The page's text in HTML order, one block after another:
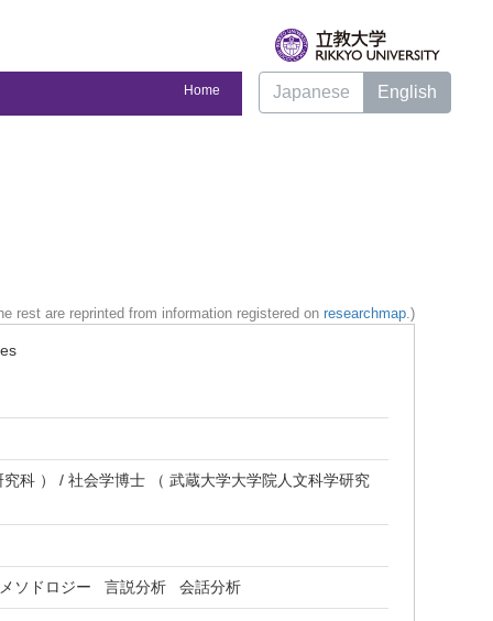
Home Japanese English
rest are reprinted from information registered on researchmap.)
科 ） / 社会学博士 （ 武蔵大学大学院人文科学研究
ソドロジー 言説分析 会話分析